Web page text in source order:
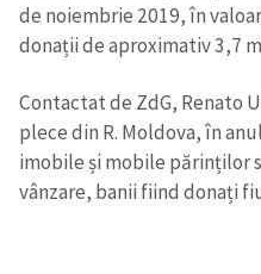
Trimite o informație
in English
de noiembrie 2019, în
donații de aproximativ 3,7
Contactat de ZdG, Renato
plece din R. Moldova, în
imobile și mobile părinților
vânzare, banii fiind donați